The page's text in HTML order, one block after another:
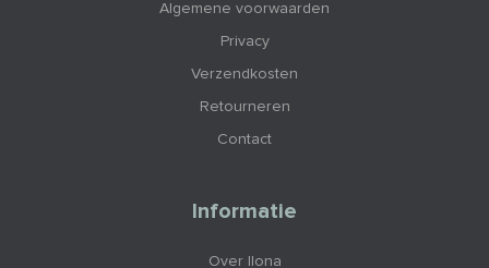
Algemene voorwaarden
Privacy
Verzendkosten
Retourneren
Contact
Informatie
Over Ilona